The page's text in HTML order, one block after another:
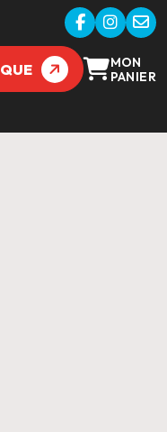
MON
PANIER